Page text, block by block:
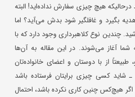
هیچ چیزی سفارش نداده‌اید! البته
بگیرد و غافلگیر شود بدش می‌آید؟ اما
چندین نوع کلاهبرداری وجود دارد که با
آغاز می‌شوند. در این مقاله به آن‌ها
طبیعتاً از با دوستان و اعضای خانواده‌تان
شاید کسی چیزی برایتان فرستاده باشد
هیچ‌کس چنین کاری نکرده باشد، احتمال